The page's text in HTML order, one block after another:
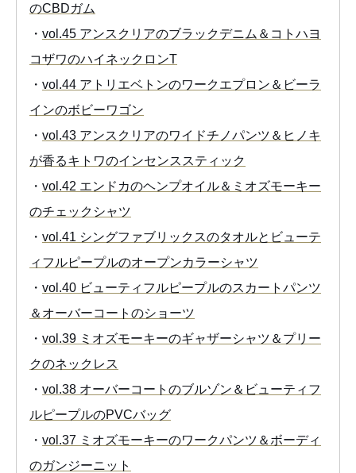
のCBDガム
・ vol.45 アンスクリアのブラックデニム＆コトハヨ
コザワのハイネックロンT
・ vol.44 アトリエベトンのワークエプロン＆ビーラ
インのボビーワゴン
・ vol.43 アンスクリアのワイドチノパンツ＆ヒノキ
が香るキトワのインセンススティック
・ vol.42 エンドカのヘンプオイル＆ミオズモーキー
のチェックシャツ
・ vol.41 シングファブリックスのタオルとビューテ
ィフルピープルのオープンカラーシャツ
・ vol.40 ビューティフルピープルのスカートパンツ
＆オーバーコートのショーツ
・ vol.39 ミオズモーキーのギャザーシャツ＆プリー
クのネックレス
・ vol.38 オーバーコートのブルゾン＆ビューティフ
ルピープルのPVCバッグ
・ vol.37 ミオズモーキーのワークパンツ＆ボーディ
のガンジーニット